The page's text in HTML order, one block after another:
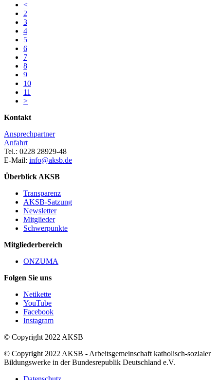
<
2
3
4
5
6
7
8
9
10
11
>
Kontakt
Ansprechpartner
Anfahrt
Tel.: 0228 28929-48
E-Mail: info@aksb.de
Überblick AKSB
Transparenz
AKSB-Satzung
Newsletter
Mitglieder
Schwerpunkte
Mitgliederbereich
ONZUMA
Folgen Sie uns
Netikette
YouTube
Facebook
Instagram
© Copyright 2022 AKSB
© Copyright 2022 AKSB - Arbeitsgemeinschaft katholisch-sozialer
Bildungswerke in der Bundesrepublik Deutschland e.V.